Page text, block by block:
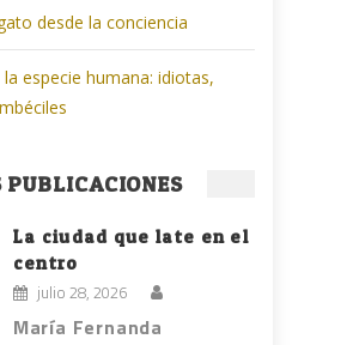
desde la conciencia
especie humana: idiotas,
La ciudad que late en el
centro
julio 28, 2026
María Fernanda